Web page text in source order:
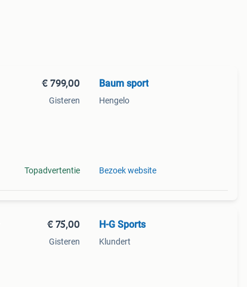
€ 799,00
Gisteren
Topadvertentie
Baum sport
Hengelo
Bezoek website
€ 75,00
Gisteren
H-G Sports
Klundert